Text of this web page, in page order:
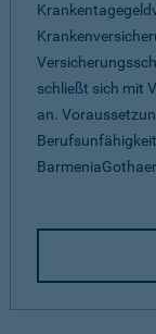
schließt sich mit
an.